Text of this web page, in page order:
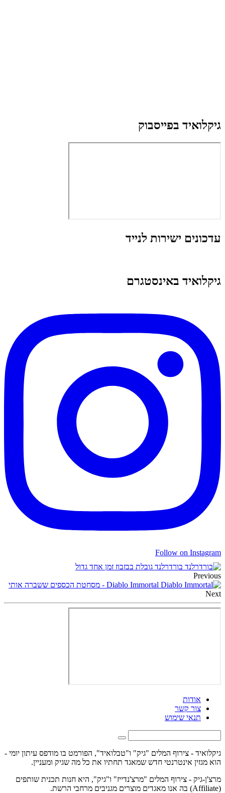
גיקלואיד בפייסבוק
עדכונים ישירות לנייד
גיקלואיד באינסטגרם
Follow on Instagram
בורדרלנד גובלת בבזבוז זמן אחד גדול
Previous
Diablo Immortal - מסחטת הכספים ששברה אותי
Next
אודות
צור קשר
תנאי שימוש
גיקלואיד - צירוף המלים "גיק" ו"טבלואיד", הפורמט בו מודפס עיתון יומי -
הוא מגזין אינטרנטי חדש שמאגד תחתיו את כל מה שגיק ומעניין.
מרצ'ן-גיק - צירוף המלים "מרצ'נדייז" ו"גיק", היא חנות תכנית שותפים
(Affiliate) בה אנו מאגדים מוצרים מגניבים מרחבי הרשת.